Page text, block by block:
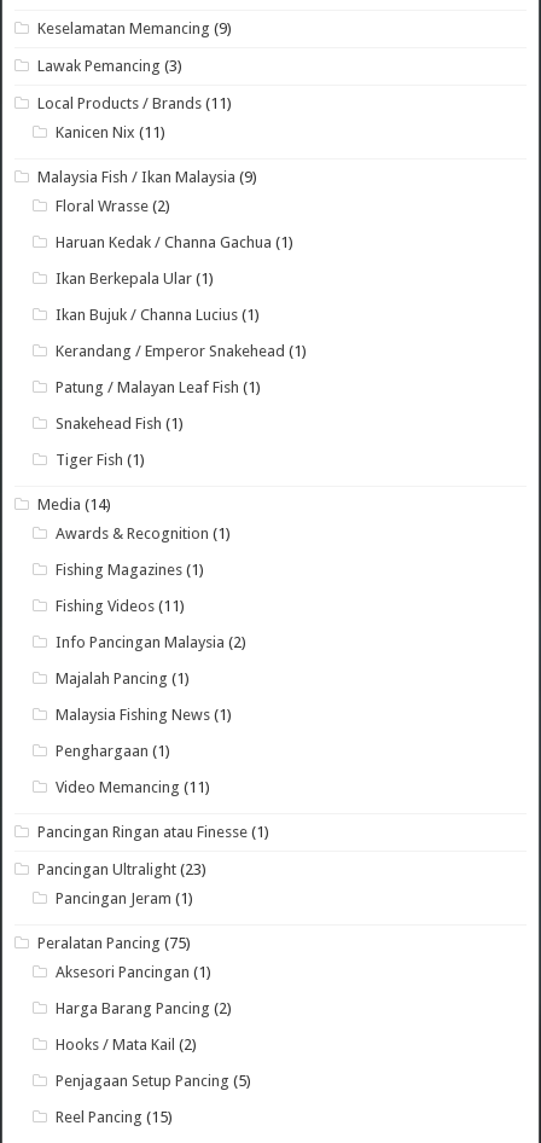
Keselamatan Memancing (9)
Lawak Pemancing (3)
Local Products / Brands (11)
Kanicen Nix (11)
Malaysia Fish / Ikan Malaysia (9)
Floral Wrasse (2)
Haruan Kedak / Channa Gachua (1)
Ikan Berkepala Ular (1)
Ikan Bujuk / Channa Lucius (1)
Kerandang / Emperor Snakehead (1)
Patung / Malayan Leaf Fish (1)
Snakehead Fish (1)
Tiger Fish (1)
Media (14)
Awards & Recognition (1)
Fishing Magazines (1)
Fishing Videos (11)
Info Pancingan Malaysia (2)
Majalah Pancing (1)
Malaysia Fishing News (1)
Penghargaan (1)
Video Memancing (11)
Pancingan Ringan atau Finesse (1)
Pancingan Ultralight (23)
Pancingan Jeram (1)
Peralatan Pancing (75)
Aksesori Pancingan (1)
Harga Barang Pancing (2)
Hooks / Mata Kail (2)
Penjagaan Setup Pancing (5)
Reel Pancing (15)